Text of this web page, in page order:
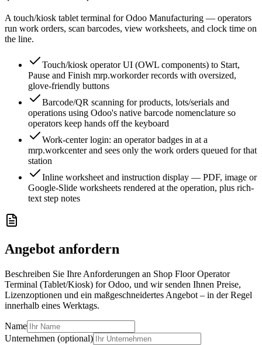
A touch/kiosk tablet terminal for Odoo Manufacturing — operators
run work orders, scan barcodes, view worksheets, and clock time on
the line.
Touch/kiosk operator UI (OWL components) to Start,
Pause and Finish mrp.workorder records with oversized,
glove-friendly buttons
Barcode/QR scanning for products, lots/serials and
operations using Odoo's native barcode nomenclature so
operators keep hands off the keyboard
Work-center login: an operator badges in at a
mrp.workcenter and sees only the work orders queued for that
station
Inline worksheet and instruction display — PDF, image or
Google-Slide worksheets rendered at the operation, plus rich-
text step notes
Angebot anfordern
Beschreiben Sie Ihre Anforderungen an Shop Floor Operator
Terminal (Tablet/Kiosk) for Odoo, und wir senden Ihnen Preise,
Lizenzoptionen und ein maßgeschneidertes Angebot – in der Regel
innerhalb eines Werktags.
Name
Unternehmen (optional)